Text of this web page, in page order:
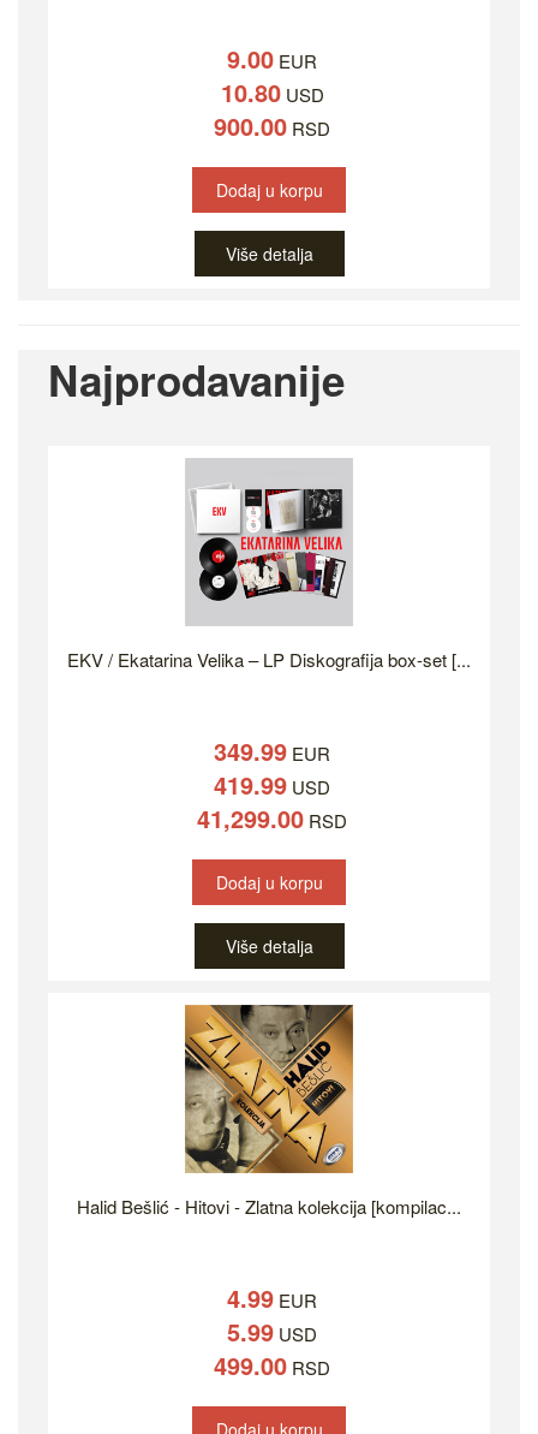
9.00 EUR
10.80USD
900.00 RSD
Dodaj u korpu
Više detalja
Najprodavanije
EKV / Ekatarina Velika – LP Diskografija box-set [...
349.99 EUR
419.99 USD
41,299.00 RSD
Dodaj u korpu
Više detalja
Halid Bešlić - Hitovi - Zlatna kolekcija [kompilac...
4.99 EUR
5.99 USD
499.00 RSD